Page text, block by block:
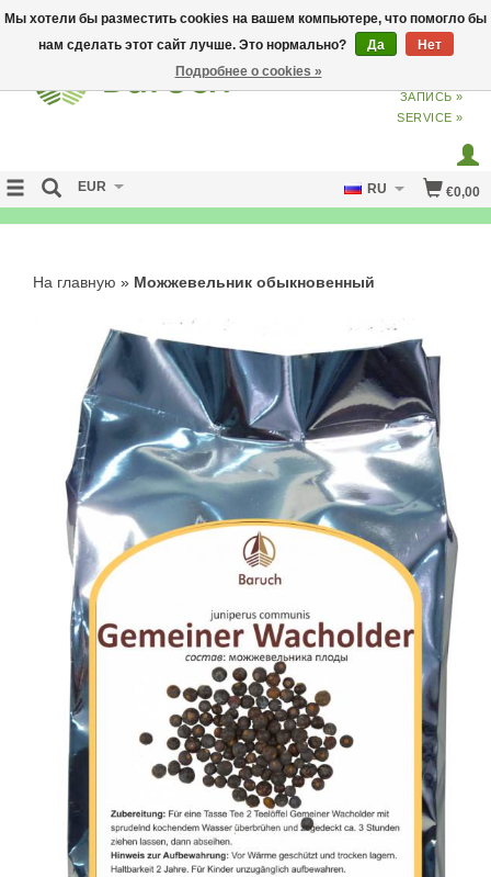
ВХОДИЗ
ЗАПИСЬ »
SERVICE »
€0,00
EUR RU
На главную » Можжевельник обыкновенный
Мы хотели бы разместить cookies на вашем компьютере, что помогло бы
нам сделать этот сайт лучше. Это нормально?
Да
Нет
Подробнее о cookies »